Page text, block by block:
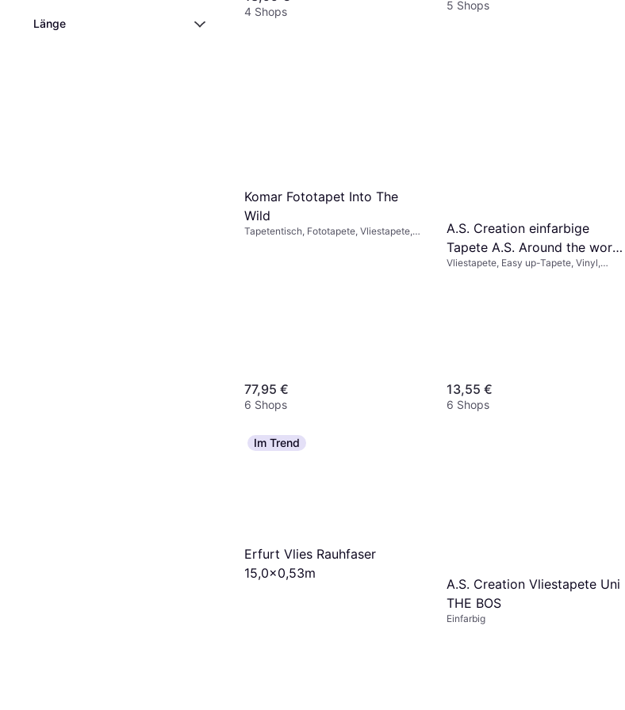
Länge
4 Shops 5 Shops
Komar Fototapet Into The
Wild
Tapetentisch, Fototapete, Vliestapete,
77,95 €
6 Shops
A.S. Creation einfarbige
Tapete A.S. Around the world
in Blau 306887
Vliestapete, Easy up-Tapete, Vinyl,
13,55 €
6 Shops
Im Trend
Erfurt Vlies Rauhfaser
15,0x0,53m
A.S. Creation Vliestapete Uni
THE BOS
Einfarbig